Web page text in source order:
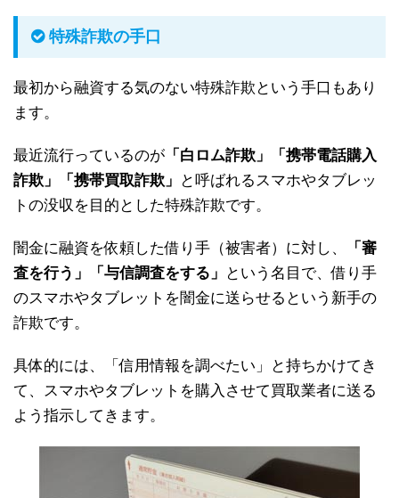
特殊詐欺の手口
最初から融資する気のない特殊詐欺という手口もあり
ます。
最近流行っているのが 「白ロム詐欺」「携帯電話購入
詐欺」「携帯買取詐欺」
と呼ばれるスマホやタブレッ
トの没収を目的とした特殊詐欺です。
闇金に融資を依頼した借り手（被害者）に対し、
「審
査を行う」「与信調査をする」
という名目で、借り手
のスマホやタブレットを闇金に送らせるという新手の
詐欺です。
具体的には、「信用情報を調べたい」と持ちかけてき
て、スマホやタブレットを購入させて買取業者に送る
よう指示してきます。